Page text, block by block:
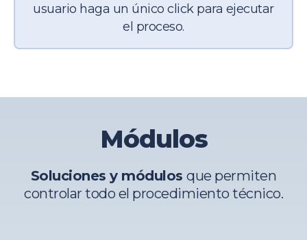
usuario haga un único click para ejecutar
el proceso.
Módulos
Soluciones y módulosque permiten
controlar todo el procedimiento técnico.